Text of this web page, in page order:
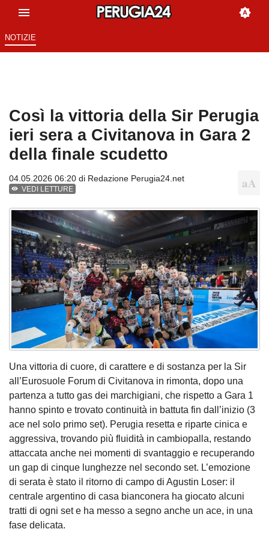
NOTIZIE
Così la vittoria della Sir Perugia
ieri sera a Civitanova in Gara 2
della finale scudetto
04.05.2026 06:20 di Redazione Perugia24.net
VEDI LETTURE
Una vittoria di cuore, di carattere e di sostanza per la Sir
all’Eurosuole Forum di Civitanova in rimonta, dopo una
partenza a tutto gas dei marchigiani, che rispetto a Gara 1
hanno spinto e trovato continuità in battuta fin dall’inizio (3
ace nel solo primo set). Perugia resetta e riparte cinica e
aggressiva, trovando più fluidità in cambiopalla, restando
attaccata anche nei momenti di svantaggio e recuperando
un gap di cinque lunghezze nel secondo set. L’emozione
di serata è stato il ritorno di campo di Agustin Loser: il
centrale argentino di casa bianconera ha giocato alcuni
tratti di ogni set e ha messo a segno anche un ace, in una
fase delicata.